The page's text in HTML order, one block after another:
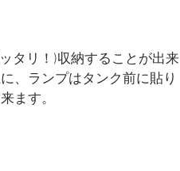
タリ！)収納することが出来
、ランプはタンク前に貼り
ます。